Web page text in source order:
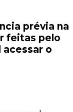
prévia na
feitas pelo
acessar o